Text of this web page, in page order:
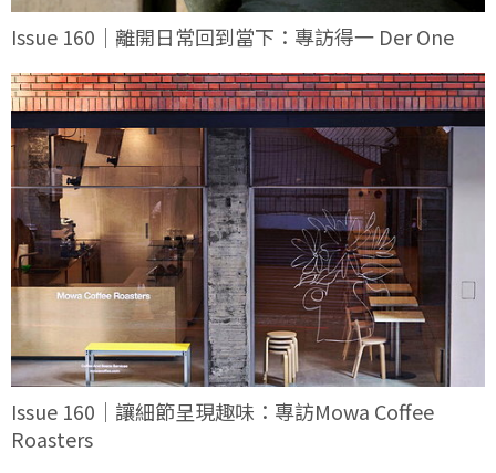
Issue 160｜離開日常回到當下：專訪得一 Der One
Issue 160｜讓細節呈現趣味：專訪Mowa Coffee
Roasters